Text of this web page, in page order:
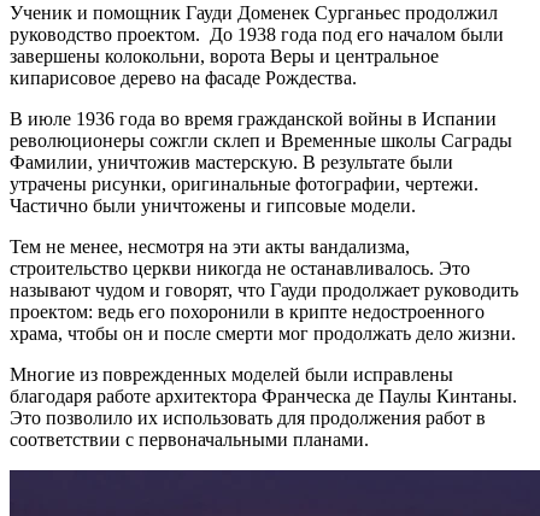
Ученик и помощник Гауди Доменек Сурганьес продолжил
руководство проектом. До 1938 года под его началом были
завершены колокольни, ворота Веры и центральное
кипарисовое дерево на фасаде Рождества.
В июле 1936 года во время гражданской войны в Испании
революционеры сожгли склеп и Временные школы Саграды
Фамилии, уничтожив мастерскую. В результате были
утрачены рисунки, оригинальные фотографии, чертежи.
Частично были уничтожены и гипсовые модели.
Тем не менее, несмотря на эти акты вандализма,
строительство церкви никогда не останавливалось. Это
называют чудом и говорят, что Гауди продолжает руководить
проектом: ведь его похоронили в крипте недостроенного
храма, чтобы он и после смерти мог продолжать дело жизни.
Многие из поврежденных моделей были исправлены
благодаря работе архитектора Франческа де Паулы Кинтаны.
Это позволило их использовать для продолжения работ в
соответствии с первоначальными планами.